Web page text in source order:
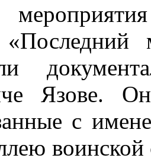
Язове.
с
воинской